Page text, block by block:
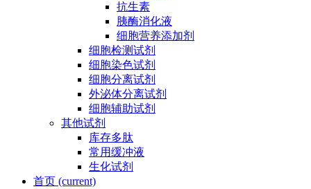
抗生素
胰酶消化液
细胞营养添加剂
细胞检测试剂
细胞染色试剂
细胞分离试剂
外泌体分离试剂
细胞辅助试剂
其他试剂
库存多肽
常用缓冲液
生化试剂
首页 (current)